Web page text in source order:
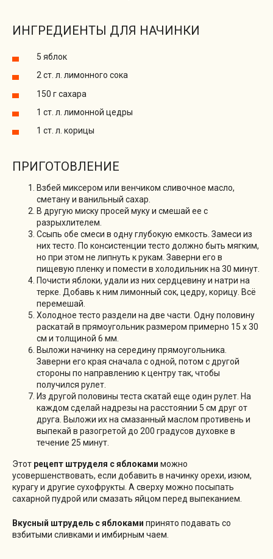
ИНГРЕДИЕНТЫ ДЛЯ НАЧИНКИ
5 яблок
2 ст. л. лимонного сока
150 г сахара
1 ст. л. лимонной цедры
1 ст. л. корицы
ПРИГОТОВЛЕНИЕ
Взбей миксером или венчиком сливочное масло,
сметану и ванильный сахар.
В другую миску просей муку и смешай ее с
разрыхлителем.
Ссыпь обе смеси в одну глубокую емкость. Замеси из
них тесто. По консистенции тесто должно быть мягким,
но при этом не липнуть к рукам. Заверни его в
пищевую пленку и помести в холодильник на 30 минут.
Почисти яблоки, удали из них сердцевину и натри на
терке. Добавь к ним лимонный сок, цедру, корицу. Всё
перемешай.
Холодное тесто раздели на две части. Одну половину
раскатай в прямоугольник размером примерно 15 х 30
см и толщиной 6 мм.
Выложи начинку на середину прямоугольника.
Заверни его края сначала с одной, потом с другой
стороны по направлению к центру так, чтобы
получился рулет.
Из другой половины теста скатай еще один рулет. На
каждом сделай надрезы на расстоянии 5 см друг от
друга. Выложи их на смазанный маслом противень и
выпекай в разогретой до 200 градусов духовке в
течение 25 минут.
Этот рецепт штруделя с яблоками можно
усовершенствовать, если добавить в начинку орехи, изюм,
курагу и другие сухофрукты. А сверху можно посыпать
сахарной пудрой или смазать яйцом перед выпеканием.
Вкусный штрудель с яблоками принято подавать со
взбитыми сливками и имбирным чаем.